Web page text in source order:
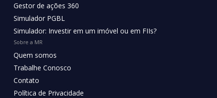
Gestor de ações 360
Simulador PGBL
Simulador: Investir em um imóvel ou em FIIs?
Sobre a MR
Quem somos
Trabalhe Conosco
Contato
Política de Privacidade